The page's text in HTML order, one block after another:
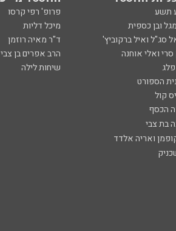
תשע פרופ' רפי קרסו
מגל ובן כספית
מיכל דליות
סג"ל ואיל ברקוביץ'
ד"ר מאיה רוזמן
ואלי אוחנה
הרב אפרים בן צבי
שיחות לילה
הספורט
קול
הכסף
בת צבי
ואריה אלדד